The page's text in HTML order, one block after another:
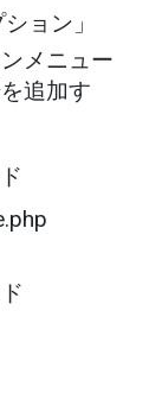
ョン」
メニュー
追加す